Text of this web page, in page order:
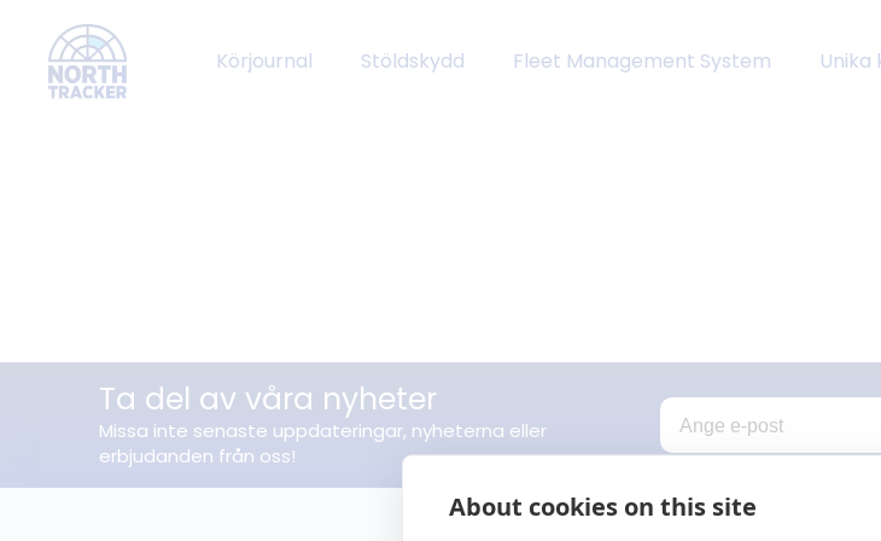
About cookies on this site
Körjournal Stöldskydd Fleet Management System Unika
Ta del av våra nyheter
Missa inte senaste uppdateringar, nyheterna eller
erbjudanden från oss!